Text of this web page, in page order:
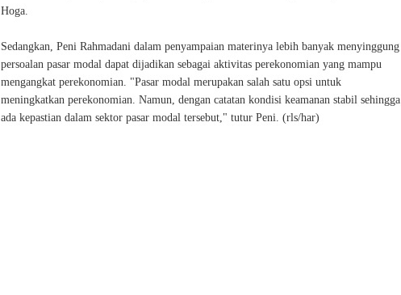
Hoga.
Sedangkan, Peni Rahmadani dalam penyampaian materinya lebih banyak menyinggung
persoalan pasar modal dapat dijadikan sebagai aktivitas perekonomian yang mampu
mengangkat perekonomian. "Pasar modal merupakan salah satu opsi untuk
meningkatkan perekonomian. Namun, dengan catatan kondisi keamanan stabil sehingga
ada kepastian dalam sektor pasar modal tersebut," tutur Peni. (rls/har)